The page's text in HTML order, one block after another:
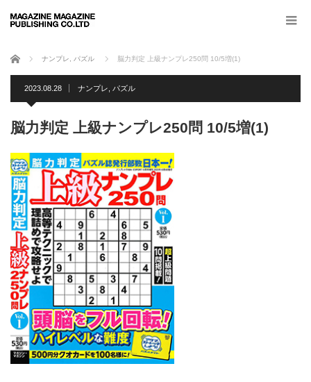
ホーム ナンプレ パズル 脳力判定 上級ナンプレ250問 10/5増(1)
2023.08.28 ナンプレ パズル
脳力判定 上級ナンプレ250問 10/5増(1)